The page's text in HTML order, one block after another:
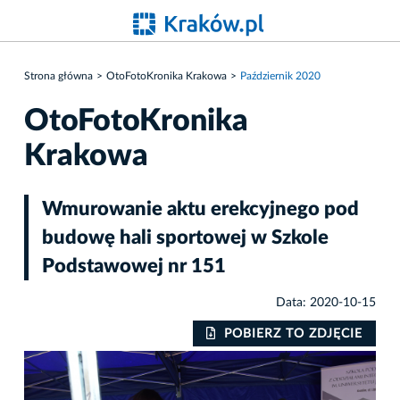
Strona główna OtoFotoKronika Krakowa Październik 2020
OtoFotoKronika
Krakowa
Wmurowanie aktu erekcyjnego pod
budowę hali sportowej w Szkole
Podstawowej nr 151
Data: 2020-10-15
POBIERZ TO ZDJĘCIE